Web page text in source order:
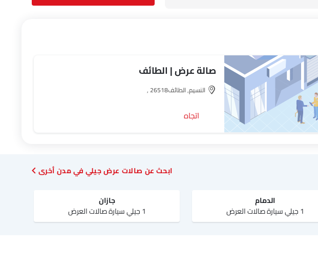
صالة عرض | الطائف
النسيم, الطائف‎, 26518
اتجاه
الدمام
1 جيلي سيارة صالات العرض
جازان
1 جيلي سيارة صالات العرض
ابحث عن صالات عرض جيلي في مدن أخرى